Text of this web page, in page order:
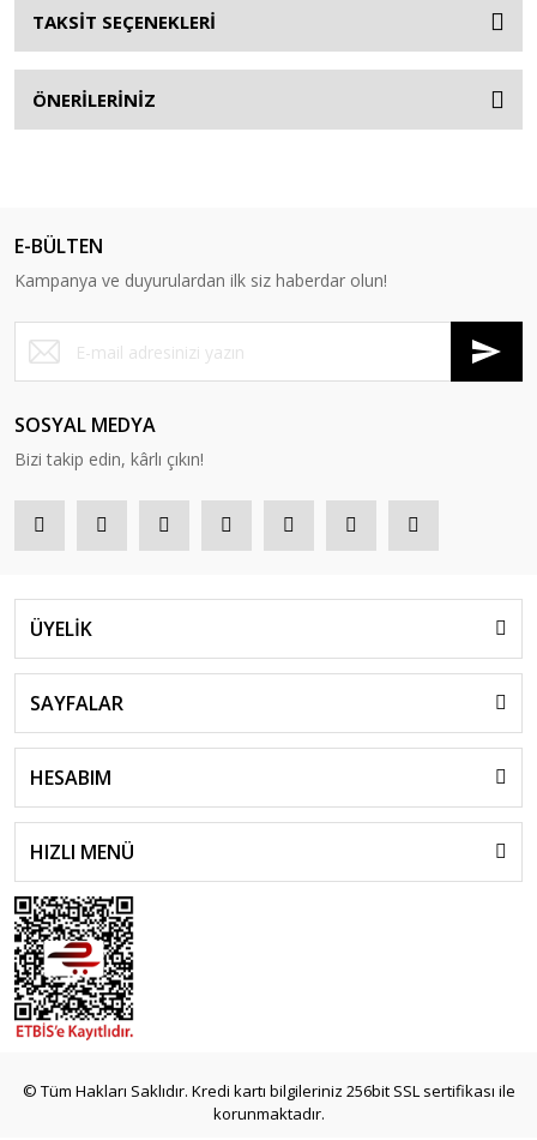
TAKSİT SEÇENEKLERİ
ÖNERİLERİNİZ
E-BÜLTEN
Kampanya ve duyurulardan ilk siz haberdar olun!
SOSYAL MEDYA
Bizi takip edin, kârlı çıkın!
ÜYELİK
SAYFALAR
HESABIM
HIZLI MENÜ
© Tüm Hakları Saklıdır. Kredi kartı bilgileriniz 256bit SSL sertifikası ile
korunmaktadır.